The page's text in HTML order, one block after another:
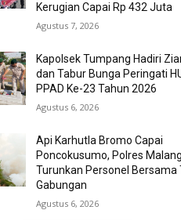
Kerugian Capai Rp 432 Juta
Agustus 7, 2026
Kapolsek Tumpang Hadiri
dan Tabur Bunga Peringati
PPAD Ke-23 Tahun 2026
Agustus 6, 2026
Api Karhutla Bromo Capai
Poncokusumo, Polres Malang
Turunkan Personel Bersama
Gabungan
Agustus 6, 2026